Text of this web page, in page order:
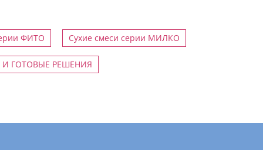
ФИТО Сухие смеси серии МИЛКО
ГОТОВЫЕ РЕШЕНИЯ